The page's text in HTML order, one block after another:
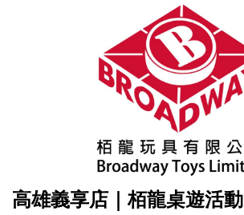
高雄義享店｜栢龍桌遊活動